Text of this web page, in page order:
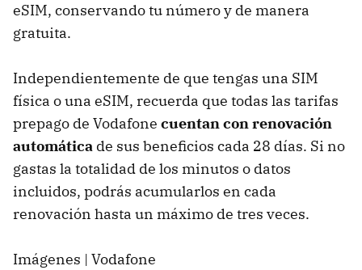
eSIM, conservando tu número y de manera
gratuita.
Independientemente de que tengas una SIM
física o una eSIM, recuerda que todas las tarifas
prepago de Vodafone cuentan con renovación
automática de sus beneficios cada 28 días. Si no
gastas la totalidad de los minutos o datos
incluidos, podrás acumularlos en cada
renovación hasta un máximo de tres veces.
Imágenes | Vodafone